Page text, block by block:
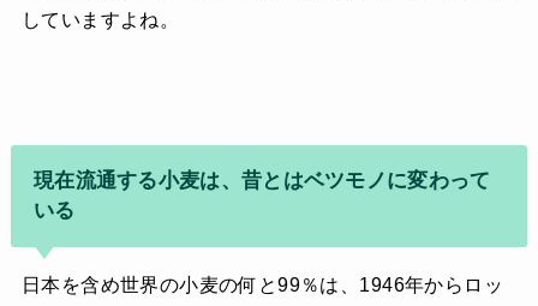
していますよね。
現在流通する小麦は、昔とはベツモノに変わって
いる
日本を含め世界の小麦の何と99％は、1946年からロッ